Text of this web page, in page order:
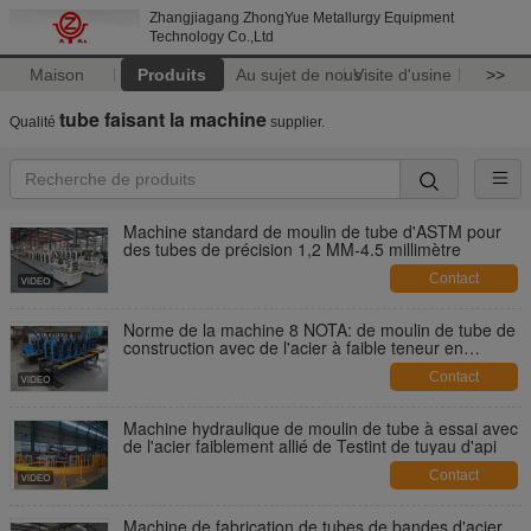
Zhangjiagang ZhongYue Metallurgy Equipment
Technology Co.,Ltd
Maison Produits Au sujet de nousVisite d'usine >>
Qualité tube faisant la machine supplier.
Machine standard de moulin de tube d'ASTM pour
des tubes de précision 1,2 MM-4.5 millimètre
Contact
Norme de la machine 8 NOTA: de moulin de tube de
construction avec de l'acier à faible teneur en
Contact
Machine hydraulique de moulin de tube à essai avec
de l'acier faiblement allié de Testint de tuyau d'api
Contact
Machine de fabrication de tubes de bandes d'acier